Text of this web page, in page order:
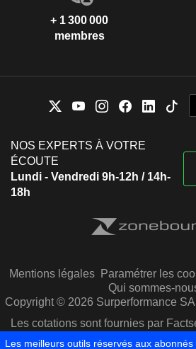
+ 1 300 000
membres
NOS EXPERTS À VOTRE
ÉCOUTE
Lundi - Vendredi 9h-12h / 14h-
18h
Mentions légales Paramétrer les
Qui sommes-
Copyright © 2026 Surperformance
Les cotations sont fournies par
Capital IQ
Les meilleurs outils réservés aux